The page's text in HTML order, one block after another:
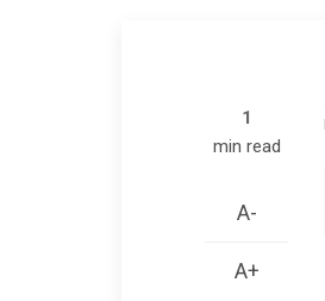
1
min read
A-
A+